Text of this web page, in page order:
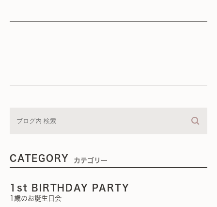
CATEGORY カテゴリー
1st BIRTHDAY PARTY
1歳のお誕生日会